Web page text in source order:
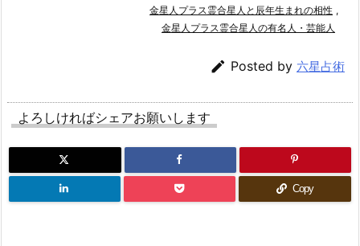
金星人プラス霊合星人と辰年生まれの相性 ,
金星人プラス霊合星人の有名人・芸能人
 Posted by 六星占術
よろしければシェアお願いします
Copy